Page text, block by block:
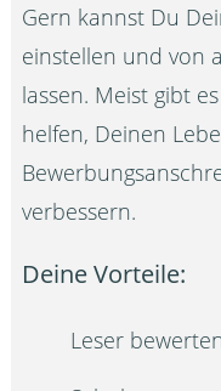
Gern kannst Du
einstellen und von
lassen. Meist gibt
helfen, Deinen
verbessern.
Deine Vorteile:
Leser